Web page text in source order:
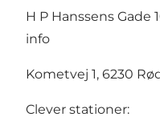
H P Hanssens Gade
info
Kometvej 1, 6230
Clever stationer: